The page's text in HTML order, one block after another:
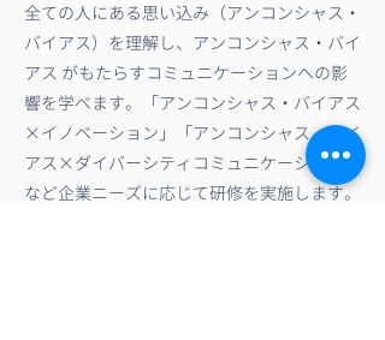
全ての人にある思い込み（アンコンシャス・
バイアス）を理解し、アンコンシャス・バイ
アス がもたらすコミュニケーションへの影
響を学べます。「アンコンシャス・バイアス
×イノベーション」「アンコンシャス・バイ
アス×ダイバーシティコミュニケーション」
など企業ニーズに応じて研修を実施します。